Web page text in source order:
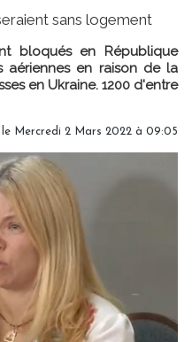
sans logement
bloqués en République
aériennes en raison de la
en Ukraine. 1200 d'entre
le Mercredi 2 Mars 2022 à 09:05